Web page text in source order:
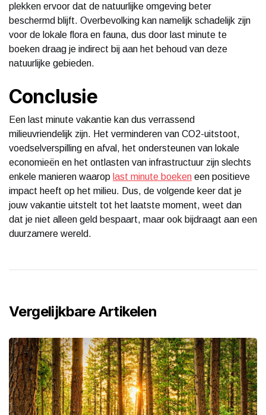
plekken ervoor dat de natuurlijke omgeving beter
beschermd blijft. Overbevolking kan namelijk schadelijk zijn
voor de lokale flora en fauna, dus door last minute te
boeken draag je indirect bij aan het behoud van deze
natuurlijke gebieden.
Conclusie
Een last minute vakantie kan dus verrassend
milieuvriendelijk zijn. Het verminderen van CO2-uitstoot,
voedselverspilling en afval, het ondersteunen van lokale
economieën en het ontlasten van infrastructuur zijn slechts
enkele manieren waarop last minute boeken een positieve
impact heeft op het milieu. Dus, de volgende keer dat je
jouw vakantie uitstelt tot het laatste moment, weet dan
dat je niet alleen geld bespaart, maar ook bijdraagt aan een
duurzamere wereld.
Vergelijkbare Artikelen